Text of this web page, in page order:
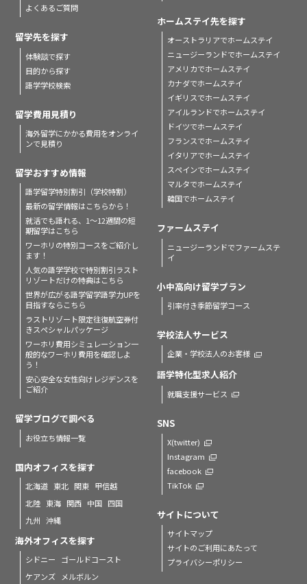
よくあるご質問
留学先を探す
体験談で探す
目的から探す
語学学校検索
留学費用見積り
海外留学にかかる費用をオンライ
ンで見積り
留学おすすめ情報
語学留学特別割引（学校特割）
最新の留学情報はこちらから！
就活でも語れる、1〜12週間の短
期留学はこちら
ワーホリの特別コースをご紹介し
ます！
人気の語学学校で特別割引ラスト
リゾートだけの特典はこちら
世界が広がる語学留学語学力UPを
目指すならこちら
ラストリゾート限定往復航空券付
きスペシャルパッケージ
ワーホリ費用シミュレーション一
般的なワーホリ費用を確認しよ
う！
安心安全な女性向けレジデンスを
ご紹介
留学ブログで調べる
お役立ち情報一覧
国内オフィスを探す
北海道 東北 関東 甲信越
北陸 東海 関西 中国 四国
九州 沖縄
海外オフィスを探す
シドニー
ゴールドコースト
ケアンズ メルボルン
ホームステイ先を探す
オーストラリアでホームステイ
ニュージーランドでホームステイ
アメリカでホームステイ
カナダでホームステイ
イギリスでホームステイ
アイルランドでホームステイ
ドイツでホームステイ
フランスでホームステイ
イタリアでホームステイ
スペインでホームステイ
マルタでホームステイ
韓国でホームステイ
ファームステイ
ニュージーランドでファームステ
イ
小中高向け留学プラン
引率付き季節留学コース
学校法人サービス
企業・学校法人のお客様
語学特化型求人紹介
就職支援サービス
SNS
X(twitter)
Instagram
facebook
TikTok
サイトについて
サイトマップ
サイトのご利用にあたって
プライバシーポリシー